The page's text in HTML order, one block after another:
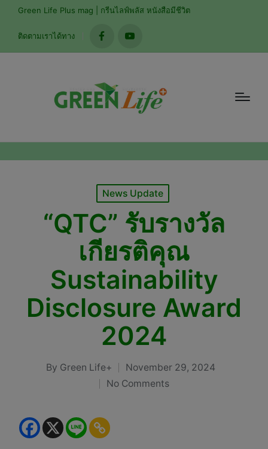
Green Life Plus mag | กรีนไลฟ์พลัส หนังสือมีชีวิต
ติดตามเราได้ทาง
facebookyoutube
Posted
News Update
“QTC” รับรางวัล
เกียรติคุณ
Sustainability
Disclosure Award
2024
Posted
By Green Life+
November 29, 2024
No Comments
modal-check